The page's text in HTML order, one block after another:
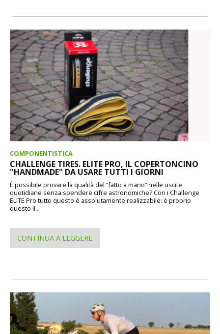
COMPONENTISTICA
CHALLENGE TIRES. ELITE PRO, IL COPERTONCINO
"HANDMADE" DA USARE TUTTI I GIORNI
È possibile provare la qualità del “fatto a mano” nelle uscite
quotidiane senza spendere cifre astronomiche? Con i Challenge
ELITE Pro tutto questo è assolutamente realizzabile: è proprio
questo il...
CONTINUA A LEGGERE